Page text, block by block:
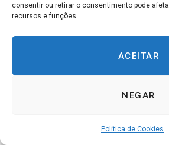
consentir ou retirar o consentimento pode
recursos e funções.
ACEITAR
NEGAR
Política de Cookies
nativa havaiana. Lā‘au lapa‘au,